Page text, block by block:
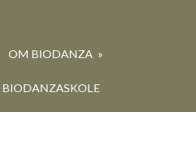
OM BIODANZA
BIODANZASKOLE